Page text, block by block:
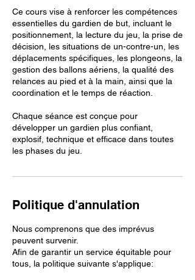
Ce cours vise à renforcer les compétences
essentielles du gardien de but, incluant le
positionnement, la lecture du jeu, la prise de
décision, les situations de un-contre-un, les
déplacements spécifiques, les plongeons, la
gestion des ballons aériens, la qualité des
relances au pied et à la main, ainsi que la
coordination et le temps de réaction.
Chaque séance est conçue pour
développer un gardien plus confiant,
explosif, technique et efficace dans toutes
les phases du jeu.
Politique d'annulation
Nous comprenons que des imprévus
peuvent survenir.
Afin de garantir un service équitable pour
tous, la politique suivante s'applique: